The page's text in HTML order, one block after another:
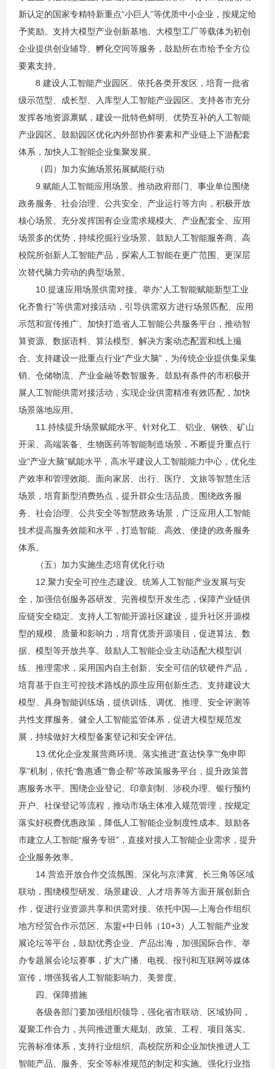
新认定的国家专精特新重点“小巨人”等优质中小企业，按规定给
予奖励。支持大模型产业创新基地、大模型工厂等载体为初创
企业提供创业辅导、孵化空间等服务，鼓励所在市给予全方位
要素支持。
8.建设人工智能产业园区。依托各类开发区，培育一批省
级示范型、成长型、入库型人工智能产业园区。支持各市充分
发挥各地资源禀赋，建设一批特色鲜明、优势互补的人工智能
产业园区。鼓励园区优化内外部协作要素和产业链上下游配套
体系，加快人工智能企业集聚发展。
（四）加力实施场景拓展赋能行动
9.赋能人工智能应用场景。推动政府部门、事业单位围绕
政务服务、社会治理、公共安全、产业运行等方向，积极开放
核心场景。充分发挥国有企业需求规模大、产业配套全、应用
场景多的优势，持续挖掘行业场景。鼓励人工智能服务商、高
校院所创新人工智能产品，探索人工智能在更广范围、更深层
次替代脑力劳动的典型场景。
10.提速应用场景供需对接。举办“人工智能赋能新型工业
化齐鲁行”等供需对接活动，引导供需双方进行场景匹配、应用
示范和宣传推广。加快打造省人工智能公共服务平台，推动智
算资源、数据语料、算法模型、解决方案动态配置和线上撮
合。支持建设一批重点行业“产业大脑”，为传统企业提供集采集
销、仓储物流、产业金融等数智服务。鼓励有条件的市积极开
展人工智能供需对接活动，实现企业供需精准有效匹配，加快
场景落地应用。
11.持续提升场景赋能水平。针对化工、铝业、钢铁、矿山
开采、高端装备、生物医药等智能制造场景，不断提升重点行
业“产业大脑”赋能水平，高水平建设人工智能能力中心，优化生
产效率和管理效能。面向家居、出行、医疗、文旅等智慧生活
场景，培育新型消费热点，提升群众生活品质。围绕政务服
务、社会治理、公共安全等智慧政务场景，广泛应用人工智能
技术提高服务效能和水平，打造智能、高效、便捷的政务服务
体系。
（五）加力实施生态培育优化行动
12.聚力安全可控生态建设。统筹人工智能产业发展与安
全，加强信创服务器研发、完善模型开发生态，保障产业链供
应链安全稳定。支持人工智能开源社区建设，提升社区开源模
型的规模、质量和影响力，培育优质开源项目，促进算法、数
据、模型等开放共享。鼓励人工智能企业主动适配大模型训
练、推理需求，采用国内自主创新、安全可信的软硬件产品，
培育基于自主可控技术路线的原生应用创新生态。支持建设大
模型、具身智能训练场，提供训练、调优、推理、安全评测等
共性支撑服务。健全人工智能监管体系，促进大模型规范发
展，持续做好大模型备案登记和安全评估。
13.优化企业发展营商环境。落实推进“直达快享”“免申即
享”机制，依托“鲁惠通”“鲁企帮”等政策服务平台，提升政策普
惠服务水平。围绕企业登记、印章刻制、涉税办理、银行预约
开户、社保登记等流程，推动市场主体准入规范管理，按规定
落实好税费优惠政策，降低人工智能企业制度性成本。鼓励各
市建立人工智能“服务专班”，直接对接人工智能企业需求，提升
企业服务效率。
14.营造开放合作交流氛围。深化与京津冀、长三角等区域
联动，围绕模型研发、场景建设、人才培养等方面开展创新合
作，促进行业资源共享和供需对接。依托中国—上海合作组织
地方经贸合作示范区、东盟+中日韩（10+3）人工智能产业发
展论坛等平台，鼓励优秀企业、产品出海，加强国际合作。举
办专题展会论坛赛事，扩大广播、电视、报刊和互联网等媒体
宣传，增强我省人工智能影响力、美誉度。
四、保障措施
各级各部门要加强组织领导，强化省市联动、区域协同，
凝聚工作合力，共同推进重大规划、政策、工程、项目落实。
完善标准体系，支持行业组织、高校院所和企业加快推进人工
智能产品、服务、安全等标准规范的制定和实施。强化行业指